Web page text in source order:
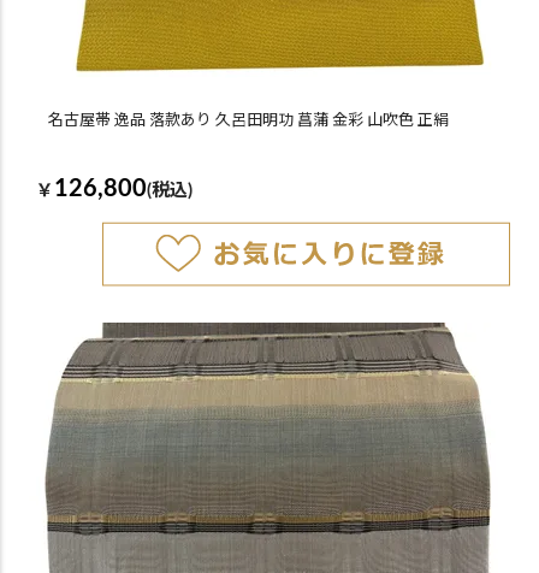
名古屋帯 逸品 落款あり 久呂田明功 菖蒲 金彩 山吹色 正絹
￥ 126,800(税込)